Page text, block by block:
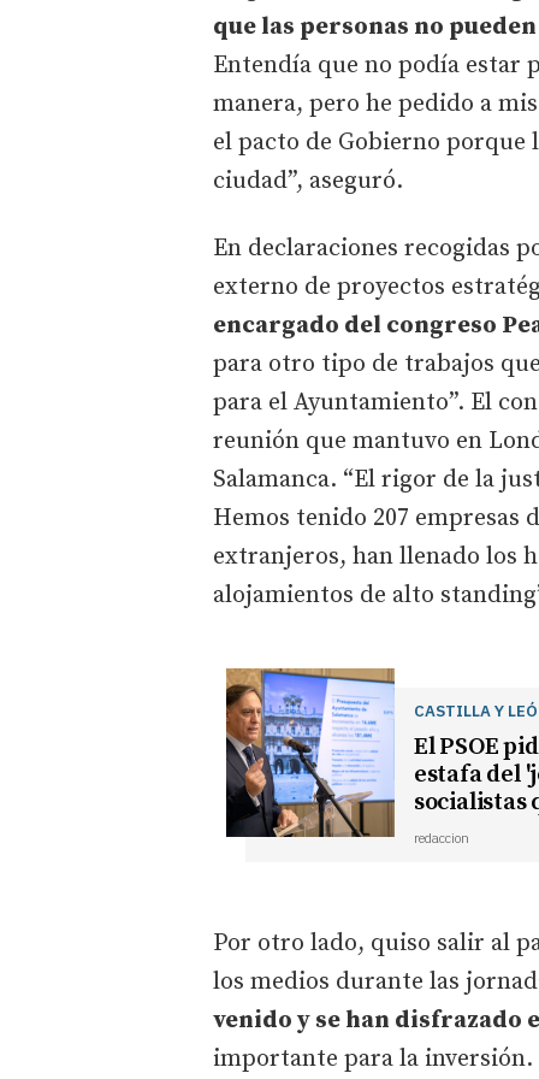
que las personas no
Entendía que no podía estar
manera, pero he pedido a
el pacto de Gobierno porque
ciudad”, aseguró.
En declaraciones recogidas
externo de proyectos
encargado del congreso
para otro tipo de trabajos
para el Ayuntamiento”. El
reunión que mantuvo en
Salamanca. “El rigor de la
Hemos tenido 207 empresas
extranjeros, han llenado los
alojamientos de alto
CASTILLA Y
El PSOE
estafa del
redaccion
Por otro lado, quiso salir al
los medios durante las
venido y se han disfrazado
importante para la inversión.